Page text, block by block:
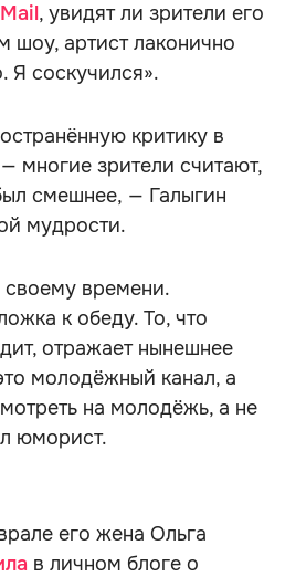
, увидят ли зрители его
шоу, артист лаконично
Я соскучился».
критику в
многие зрители считают,
смешнее, — Галыгин
мудрости.
своему времени.
к обеду. То, что
отражает нынешнее
молодёжный канал, а
на молодёжь, а не
юморист.
его жена Ольга
в личном блоге о